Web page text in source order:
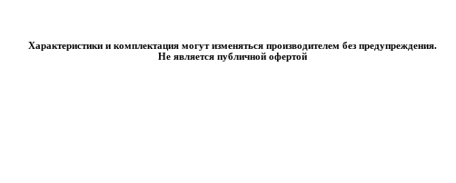
Характеристики и комплектация могут изменяться производителем без предупреждения.
Не является публичной офертой